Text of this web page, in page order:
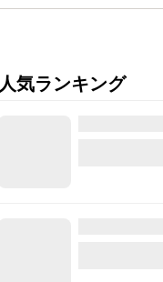
人気ランキング